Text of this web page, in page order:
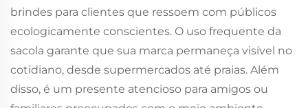
brindes para clientes que ressoem com públicos
ecologicamente conscientes. O uso frequente da
sacola garante que sua marca permaneça visível no
cotidiano, desde supermercados até praias. Além
disso, é um presente atencioso para amigos ou